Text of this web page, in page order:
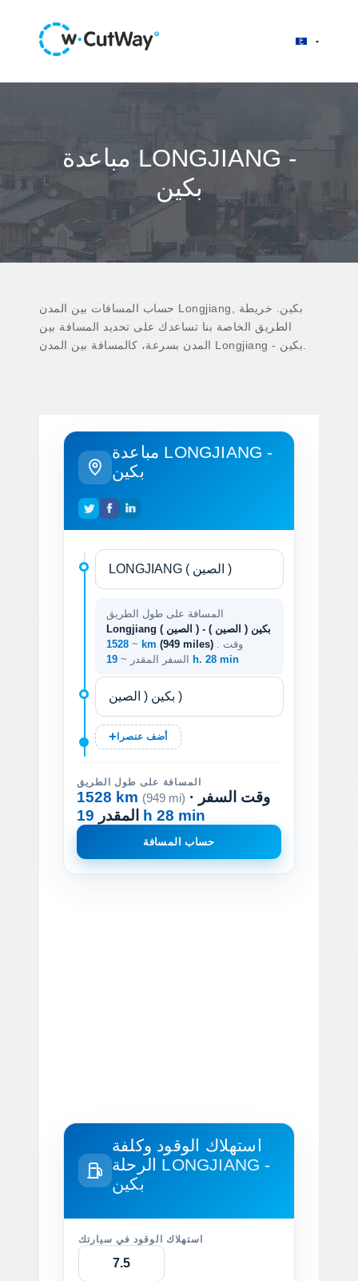
مباعدة LONGJIANG -
بكين
حساب المسافات بين المدن Longjiang, بكين. خريطة
الطريق الخاصة بنا تساعدك على تحديد المسافة بين
مباعدة LONGJIANG -
بكين
المسافة على طول الطريق
Longjiang ( الصين ) - بكين ( الصين )
~ 1528 km (949 miles)
السفر المقدر ~ 19 h. 28 min
أضف عنصرا
المسافة على طول الطريق
1528 km (949 mi) · وقت السفر
المقدر 19 h 28 min
حساب المسافة
استهلاك الوقود وكلفة
LONGJIANG -
بكين
استهلاك الوقود في سيارتك